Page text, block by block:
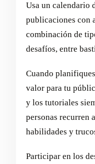
Usa un calendario
publicaciones con
combinación de
desafíos, entre
Cuando
valor para tu
y los tutoriales
personas recurren
habilidades y
Participar en los